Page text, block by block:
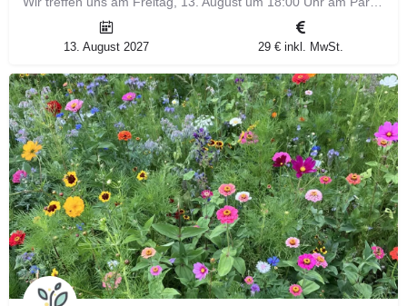
13. August 2027 29 € inkl. MwSt.